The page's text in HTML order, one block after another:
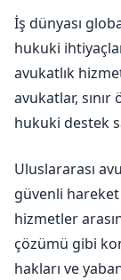
İş dünyası
hukuki
avukatlık
avukatlar,
hukuki destek
Uluslararası
güvenli hareket
hizmetler
çözümü gibi
hakları ve